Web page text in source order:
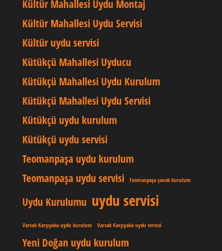
Kültür Mahallesi Uydu Montaj
Kültür Mahallesi Uydu Servisi
Kültür uydu servisi
Kütükçü Mahallesi Uyducu
Kütükçü Mahallesi Uydu Kurulum
Kütükçü Mahallesi Uydu Servisi
Kütükçü uydu kurulum
Kütükçü uydu servisi
Teomanpaşa uydu kurulum
Teomanpaşa uydu servisi
Teomanpaşa çanak kurulum
Uydu Kurulumu uydu servisi
Varsak Karşıyaka uydu kurulum Varsak Karşıyaka uydu servisi
Yeni Doğan uydu kurulum